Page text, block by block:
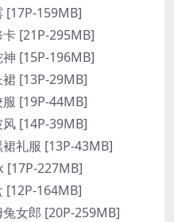
[17P-159MB]
[21P-295MB]
[15P-196MB]
[13P-29MB]
[19P-44MB]
[14P-39MB]
礼服 [13P-43MB]
[17P-227MB]
[12P-164MB]
女郎 [20P-259MB]